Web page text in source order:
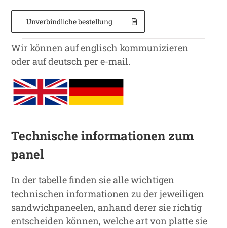
Unverbindliche bestellung
Wir können auf englisch kommunizieren
oder auf deutsch per e-mail.
Technische informationen zum
panel
In der tabelle finden sie alle wichtigen
technischen informationen zu der jeweiligen
sandwichpaneelen, anhand derer sie richtig
entscheiden können, welche art von platte sie